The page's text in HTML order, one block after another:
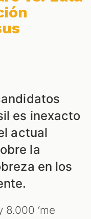
es inexacto
actual
la
en los
‘me